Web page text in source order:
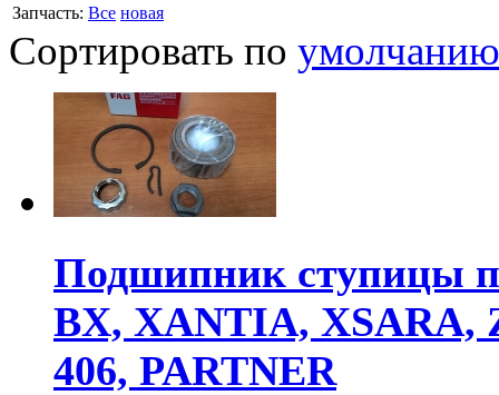
Запчасть: Все новая
Сортировать по умолчанию
Подшипник ступицы
BX, XANTIA, XSARA,
406, PARTNER